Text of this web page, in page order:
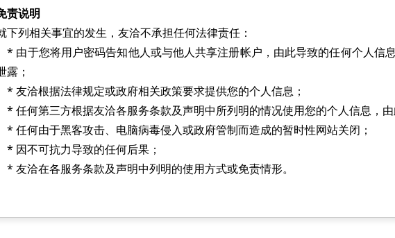
责说明
列相关事宜的发生，友洽不承担任何法律责任：
您将用户密码告知他人或与他人共享注册帐户，由此导致的任何个人信息
露；
根据法律规定或政府相关政策要求提供您的个人信息；
第三方根据友洽各服务条款及声明中所列明的情况使用您的个人信息，由
由于黑客攻击、电脑病毒侵入或政府管制而造成的暂时性网站关闭；
可抗力导致的任何后果；
在各服务条款及声明中列明的使用方式或免责情形。